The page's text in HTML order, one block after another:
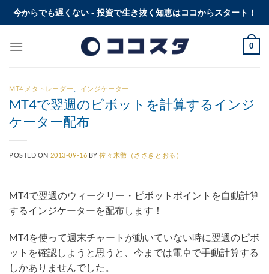
Skip今からでも遅くない - 投資で生き抜く知恵はココからスタート！
0
MT4 メタトレーダー インジケーター
MT4で翌週のピボットを計算するインジ
ケーター配布
POSTED ON 2013-09-16 BY佐々木徹（ささきとおる）
MT4で翌週のウィークリー・ピボットポイントを自動計算
するインジケーターを配布します！
MT4を使って週末チャートが動いていない時に翌週のピボ
ットを確認しようと思うと、今までは電卓で手動計算する
しかありませんでした。